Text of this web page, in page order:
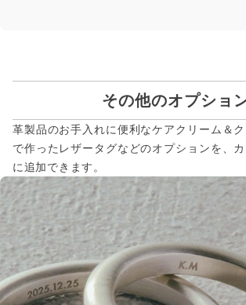
その他のオプショ
革製品のお手入れに便利なケアクリーム＆
で作ったレザータグなどのオプションを、
に追加できます。